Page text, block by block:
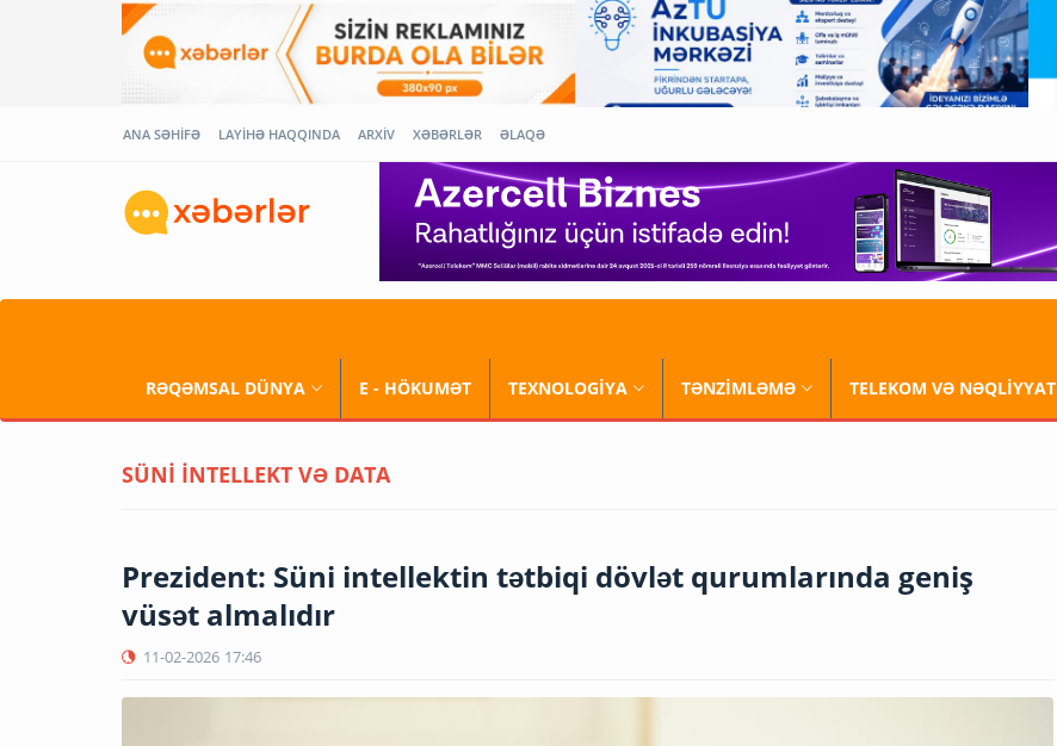
ANA SƏHİFƏ LAYİHƏ HAQQINDA ARXİV XƏBƏRLƏR ƏLAQƏ
RƏQƏMSAL DÜNYA E - HÖKUMƏT TEXNOLOGİYA TƏNZİMLƏMƏ TELEKOM VƏ NƏQLİYYAT
SÜNİ İNTELLEKT VƏ DATA
Prezident: Süni intellektin tətbiqi dövlət qurumlarında geniş
vüsət almalıdır
11-02-2026 17:46